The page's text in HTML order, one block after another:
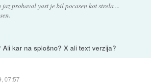
jaz probaval yast je bil pocasen kot strela ...
Ali kar na splošno? X ali text verzija?
07:57